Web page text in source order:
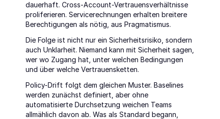
dauerhaft. Cross-Account-Vertrauensverhältnisse
proliferieren. Servicerechnungen erhalten breitere
Berechtigungen als nötig, aus Pragmatismus.
Die Folge ist nicht nur ein Sicherheitsrisiko, sondern
auch Unklarheit. Niemand kann mit Sicherheit sagen,
wer wo Zugang hat, unter welchen Bedingungen
und über welche Vertrauensketten.
Policy-Drift folgt dem gleichen Muster. Baselines
werden zunächst definiert, aber ohne
automatisierte Durchsetzung weichen Teams
allmählich davon ab. Was als Standard begann,